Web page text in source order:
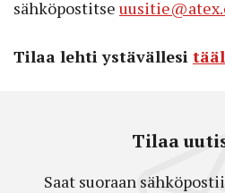
sähköpostitse
Tilaa lehti ystävällesi
Tilaa
Saat suoraan